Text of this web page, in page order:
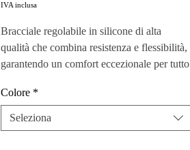
IVA inclusa
Bracciale regolabile in silicone di alta
qualità che combina resistenza e flessibilità,
garantendo un comfort eccezionale per tutto
Personalizzalo con i cubetti ABC per un
look unico e originale, o indossalo da solo
per un'eleganza minimalista.
Colore *
Seleziona